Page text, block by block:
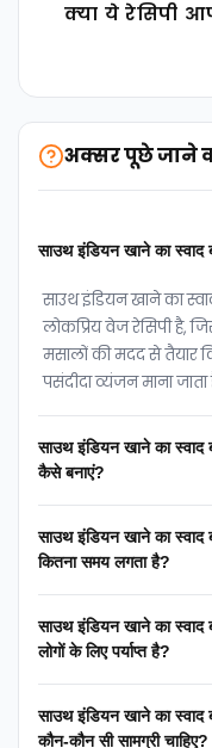
क्‍या ये रेसिपी
अक्सर पूछे जाने
साउथ इंडियन खाने का स्वाद
साउथ इंडियन खाने का
लोकप्रिय वेज रेसिपी है,
मसालों की मदद से तैयार
पसंदीदा व्यंजन माना जाता
साउथ इंडियन खाने का स्वाद
कैसे बनाएं?
साउथ इंडियन खाने का स्वाद
कितना समय लगता है?
साउथ इंडियन खाने का स्वाद
लोगों के लिए पर्याप्त है?
साउथ इंडियन खाने का स्वाद
कौन-कौन सी सामग्री चाहिए?